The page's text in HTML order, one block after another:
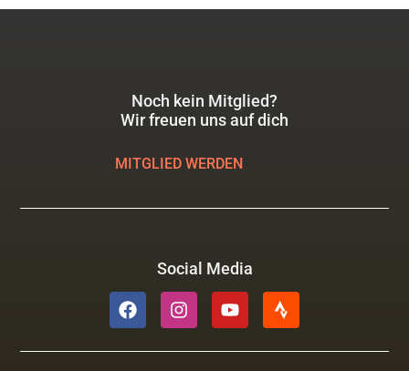
Noch kein Mitglied?
Wir freuen uns auf dich
MITGLIED WERDEN
Social Media